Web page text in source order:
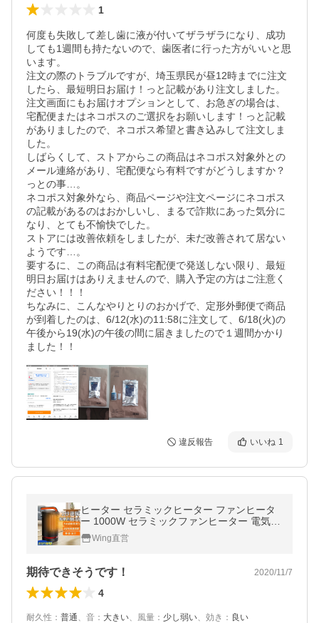
1
何度も失敗して差し歯に液が付いてザラザラになり、成功
しても1週間も持たないので、歯医者に行った方がいいと思
います。
注文の際のトラブルですが、埼玉県民が昼12時までに注文
したら、最短明日お届け！っと記載があり注文しました。
注文画面にもお届けオプションとして、お急ぎの場合は、
宅配便またはネコポスのご選択をお願いします！っと記載
がありましたので、ネコポス希望と書き込みして注文しま
した。
しばらくして、ストアからこの商品はネコポス対象外との
メール連絡があり、宅配便なら有料ですがどうしますか？
っとの事…。
ネコポス対象外なら、商品ページや注文ページにネコポス
の記載があるのはおかしいし、まるで詐欺にあった気分に
なり、とても不愉快でした。
ストアには改善依頼をしましたが、未だ改善されて居ない
ようです…。
要するに、この商品は有料宅配便で発送しない限り、最短
明日お届けはありえませんので、購入予定の方はご注意く
ださい！！！
ちなみに、こんなやりとりのおかげで、定形外郵便で商品
が到着したのは、6/12(水)の11:58に注文して、6/18(火)の
午後から19(水)の午後の間に届きましたので１週間かかり
ました！！
違反報告 いいね 1
ヒーター セラミックヒーター ファンヒータ
ー 1000W セラミックファンヒーター 電気ス
トーブ 電気ヒーター 暖房器具(B2AR03He)
Wing直営
期待できそうです！ 2020/11/7
4
耐久性 ： 普通、 音 ： 大きい、 風量 ： 少し弱い、 効き ： 良い